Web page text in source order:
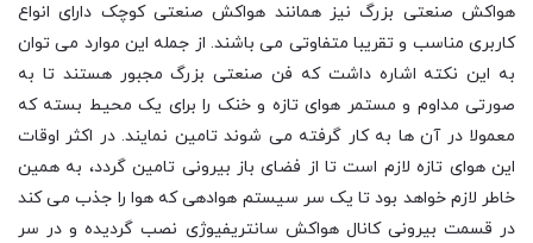
هواکش صنعتی بزرگ نیز همانند هواکش صنعتی کوچک دارای انواع
کاربری مناسب و تقریبا متفاوتی می باشند. از جمله این موارد می توان
به این نکته اشاره داشت که فن صنعتی بزرگ مجبور هستند تا به
صورتی مداوم و مستمر هوای تازه و خنک را برای یک محیط بسته که
معمولا در آن ها به کار گرفته می شوند تامین نمایند. در اکثر اوقات
این هوای تازه لازم است تا از فضای باز بیرونی تامین گردد، به همین
خاطر لازم خواهد بود تا یک سر سیستم هوادهی که هوا را جذب می کند
در قسمت بیرونی کانال هواکش سانتریفیوژی نصب گردیده و در سر